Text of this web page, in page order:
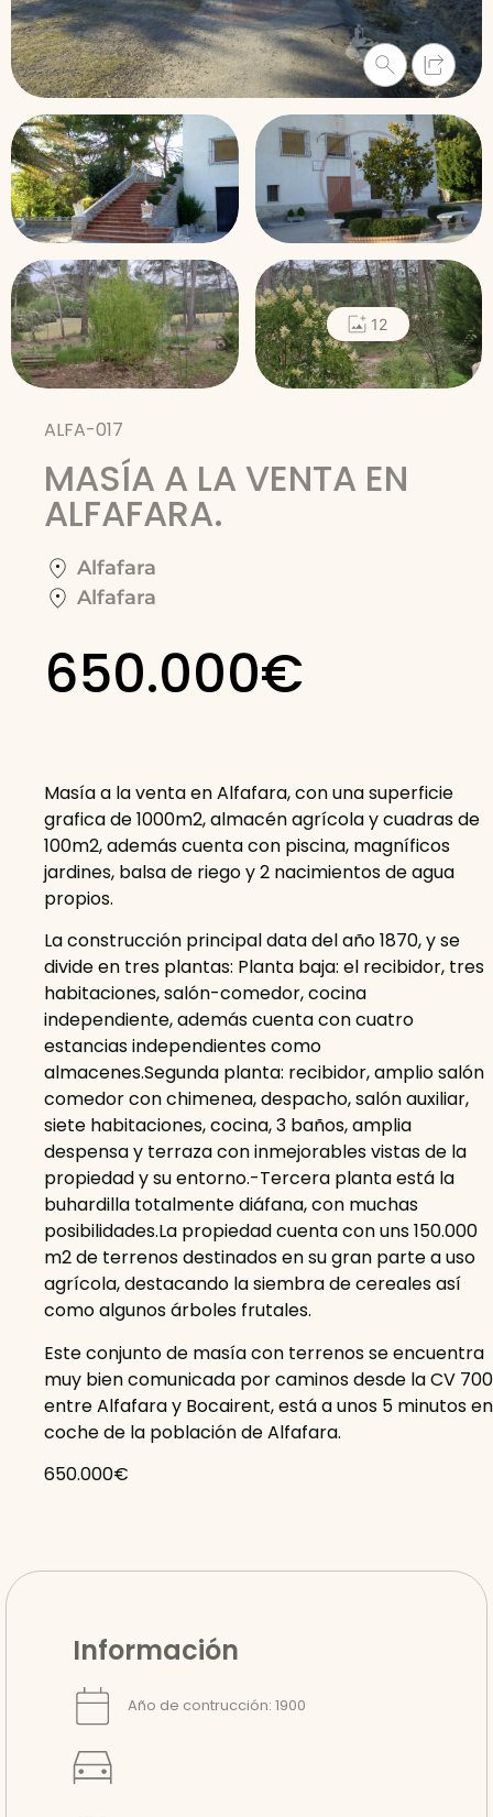
12
ALFA-017
MASÍA A LA VENTA EN
ALFAFARA.
Alfafara
Alfafara
650.000€
Masía a la venta en Alfafara, con una superficie
grafica de 1000m2, almacén agrícola y cuadras de
100m2, además cuenta con piscina, magníficos
jardines, balsa de riego y 2 nacimientos de agua
propios.
La construcción principal data del año 1870, y se
divide en tres plantas: Planta baja: el recibidor, tres
habitaciones, salón-comedor, cocina
independiente, además cuenta con cuatro
estancias independientes como
almacenes.Segunda planta: recibidor, amplio salón
comedor con chimenea, despacho, salón auxiliar,
siete habitaciones, cocina, 3 baños, amplia
despensa y terraza con inmejorables vistas de la
propiedad y su entorno.-Tercera planta está la
buhardilla totalmente diáfana, con muchas
posibilidades.La propiedad cuenta con uns 150.000
m2 de terrenos destinados en su gran parte a uso
agrícola, destacando la siembra de cereales así
como algunos árboles frutales.
Este conjunto de masía con terrenos se encuentra
muy bien comunicada por caminos desde la CV 700
entre Alfafara y Bocairent, está a unos 5 minutos en
coche de la población de Alfafara.
650.000€
Información
Año de contrucción: 1900